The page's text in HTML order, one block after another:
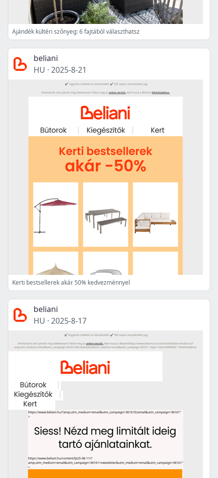
Ajándék kültéri szőnyeg: 6 fajtából választhatsz
beliani
HU · 2025-8-21
Kerti bestsellerek akár 50% kedvezménnyel
beliani
HU · 2025-8-17